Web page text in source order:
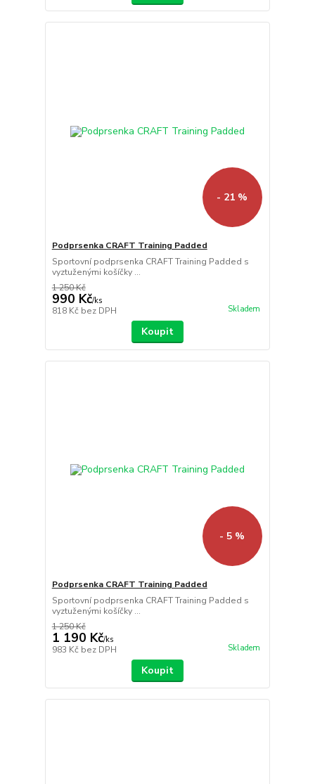
- 21 %
Podprsenka CRAFT Training Padded
Sportovní podprsenka CRAFT Training Padded s
vyztuženými košíčky ...
1 250 Kč
990 Kč/ks
818 Kč bez DPH Skladem
Koupit
- 5 %
Podprsenka CRAFT Training Padded
Sportovní podprsenka CRAFT Training Padded s
vyztuženými košíčky ...
1 250 Kč
1 190 Kč/ks
983 Kč bez DPH Skladem
Koupit